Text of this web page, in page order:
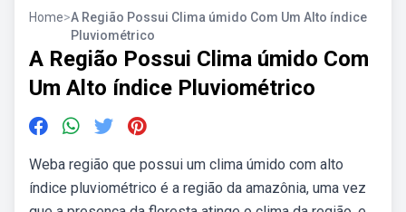
Home>A Região Possui Clima úmido Com Um Alto índice
Pluviométrico
A Região Possui Clima úmido Com
Um Alto índice Pluviométrico
Weba região que possui um clima úmido com alto
índice pluviométrico é a região da amazônia, uma vez